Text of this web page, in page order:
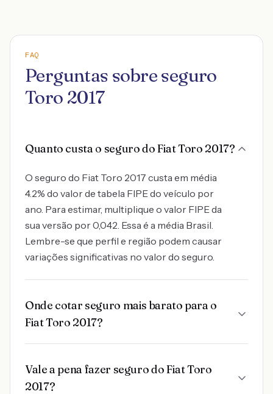
FAQ
Perguntas sobre seguro
Toro 2017
Quanto custa o seguro do Fiat Toro 2017?
O seguro do Fiat Toro 2017 custa em média
4.2% do valor de tabela FIPE do veículo por
ano. Para estimar, multiplique o valor FIPE da
sua versão por 0,042. Essa é a média Brasil.
Lembre-se que perfil e região podem causar
variações significativas no valor do seguro.
Onde cotar seguro mais barato para o
Fiat Toro 2017?
Vale a pena fazer seguro do Fiat Toro
2017?